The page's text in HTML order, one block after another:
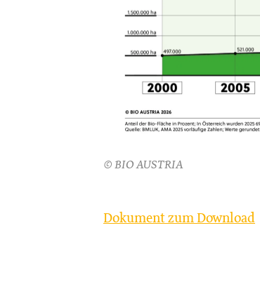
© BIO AUSTRIA
Dokument zum Download